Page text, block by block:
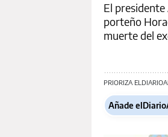
El
porteño
muerte del
PRIORIZA
Añade